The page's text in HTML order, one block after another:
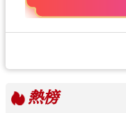
熱榜